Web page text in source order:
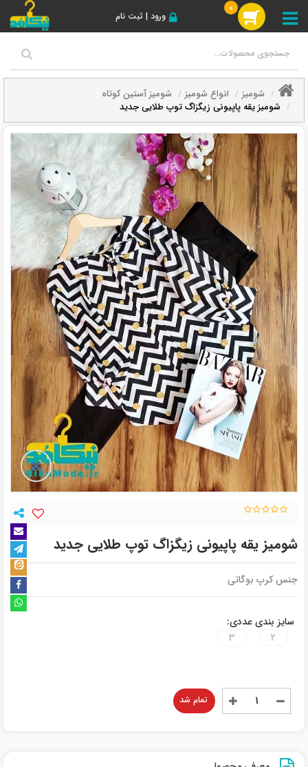
ورود | ثبت نام
0
شومیز انواع شومیز
شومیز آستین کوتاه
شومیز یقه پاپیونی زیگزاگ توپ طلایی جدید
شومیز یقه پاپیونی زیگزاگ توپ طلایی جدید
جنس کرپ بوگاتی
سایز بندی عددی:
2
3
تمام شد